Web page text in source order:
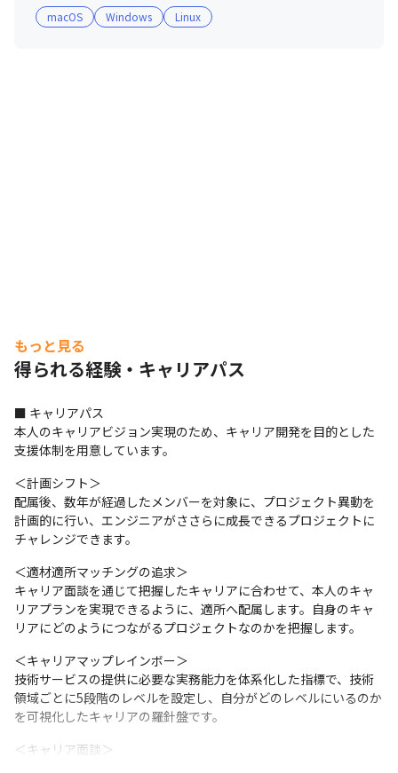
macOS Windows Linux
もっと見る
得られる経験・キャリアパス
■ キャリアパス
本人のキャリアビジョン実現のため、キャリア開発を目的とした
支援体制を用意しています。
＜計画シフト＞
配属後、数年が経過したメンバーを対象に、プロジェクト異動を
計画的に行い、エンジニアがささらに成長できるプロジェクトに
チャレンジできます。
＜適材適所マッチングの追求＞
キャリア面談を通じて把握したキャリアに合わせて、本人のキャ
リアプランを実現できるように、適所へ配属します。自身のキャ
リアにどのようにつながるプロジェクトなのかを把握します。
＜キャリアマップレインボー＞
技術サービスの提供に必要な実務能力を体系化した指標で、技術
領域ごとに5段階のレベルを設定し、自分がどのレベルにいるのか
を可視化したキャリアの羅針盤です。
＜キャリア面談＞